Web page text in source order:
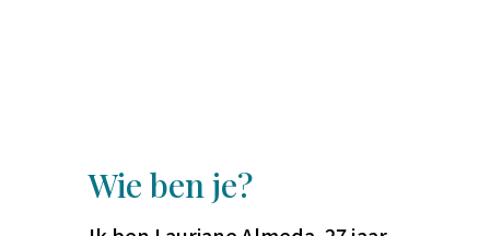
Wie ben je?